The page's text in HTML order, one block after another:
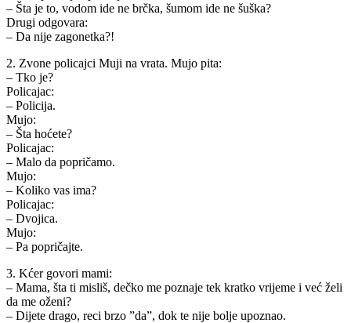
– Šta je to, vodom ide ne brčka, šumom ide ne šuška?
Drugi odgovara:
– Da nije zagonetka?!
2. Zvone policajci Muji na vrata. Mujo pita:
– Tko je?
Policajac:
– Policija.
Mujo:
– Šta hoćete?
Policajac:
– Malo da popričamo.
Mujo:
– Koliko vas ima?
Policajac:
– Dvojica.
Mujo:
– Pa popričajte.
3. Kćer govori mami:
– Mama, šta ti misliš, dečko me poznaje tek kratko vrijeme i već želi
da me oženi?
– Dijete drago, reci brzo ”da”, dok te nije bolje upoznao.